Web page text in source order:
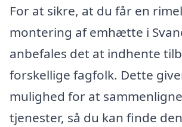
For at sikre, at du får en
montering af emhætte i
anbefales det at indhente
forskellige fagfolk. Dette
mulighed for at
tjenester, så du kan finde